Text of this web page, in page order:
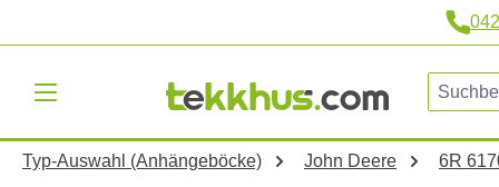
Typ-Auswahl (Anhängeböcke) John Deere 6R